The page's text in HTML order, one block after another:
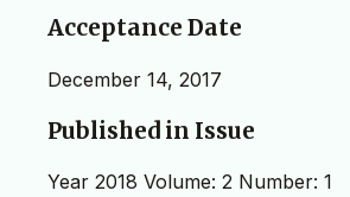
Acceptance Date
December 14, 2017
Published in Issue
Year 2018 Volume: 2 Number: 1